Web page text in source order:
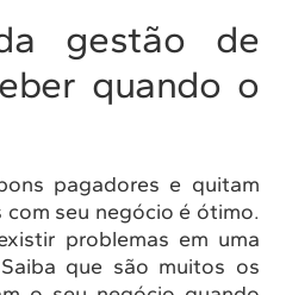
gestão de
quando o
pagadores e quitam
seu negócio é ótimo.
problemas em uma
que são muitos os